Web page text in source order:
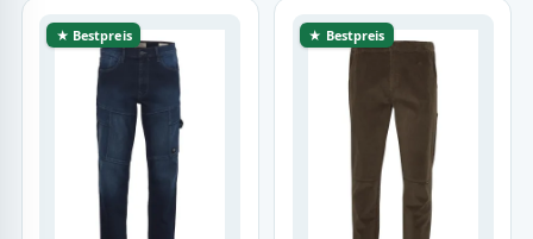
★ Bestpreis ★ Bestpreis